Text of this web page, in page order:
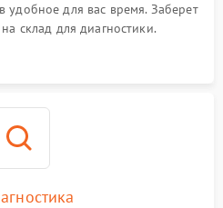
удобное для вас время. Заберет
склад для диагностики.